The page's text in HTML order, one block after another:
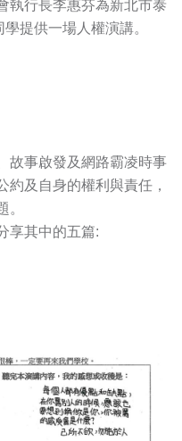
執行長李惠芬為新北市泰
提供一場人權演講。
故事啟發及網路霸凌時事
約及自身的權利與責任，
。
享其中的五篇: